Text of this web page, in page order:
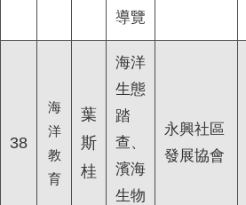
導覽
38
海
洋
教
育
葉
斯
桂
海洋
生態
踏
查、
濱海
生物
永興社區
發展協會